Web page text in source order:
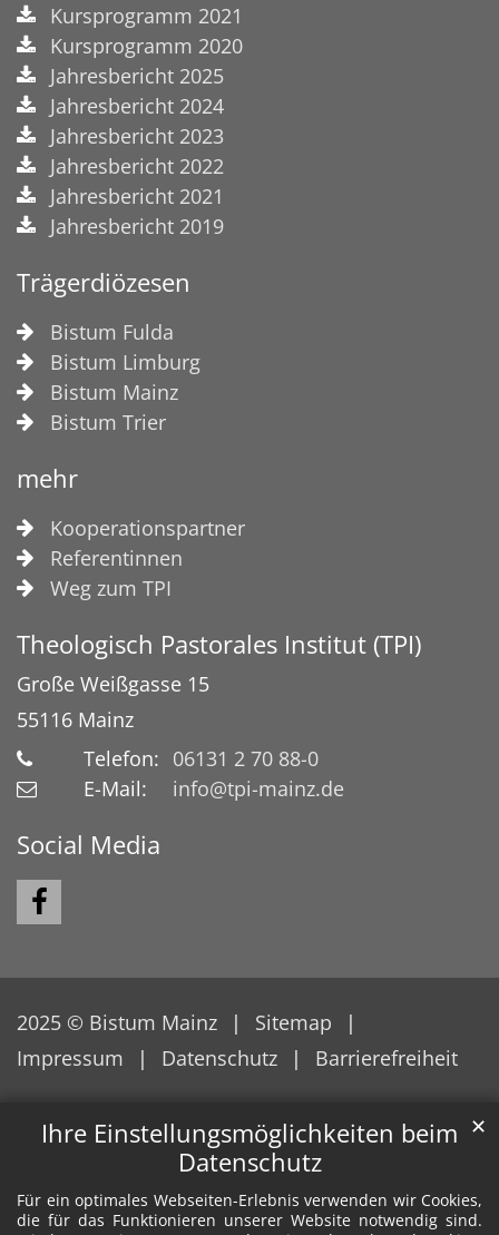
Ihre Einstellungsmöglichkeiten beim
Datenschutz
Für ein optimales Webseiten-Erlebnis verwenden wir Cookies,
die für das Funktionieren unserer Website notwendig sind.
✕
Kursprogramm 2021
Kursprogramm 2020
Jahresbericht 2025
Jahresbericht 2024
Jahresbericht 2023
Jahresbericht 2022
Jahresbericht 2021
Jahresbericht 2019
Trägerdiözesen
Bistum Fulda
Bistum Limburg
Bistum Mainz
Bistum Trier
mehr
Kooperationspartner
Referentinnen
Weg zum TPI
Theologisch Pastorales Institut (TPI)
Große Weißgasse 15
55116 Mainz
Telefon: 06131 2 70 88-0
E-Mail:
info@tpi-mainz.de
Social Media
2025 © Bistum Mainz
Sitemap
Impressum
Datenschutz Barrierefreiheit